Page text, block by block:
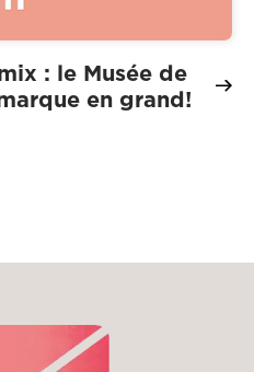
: le Musée de
en grand!